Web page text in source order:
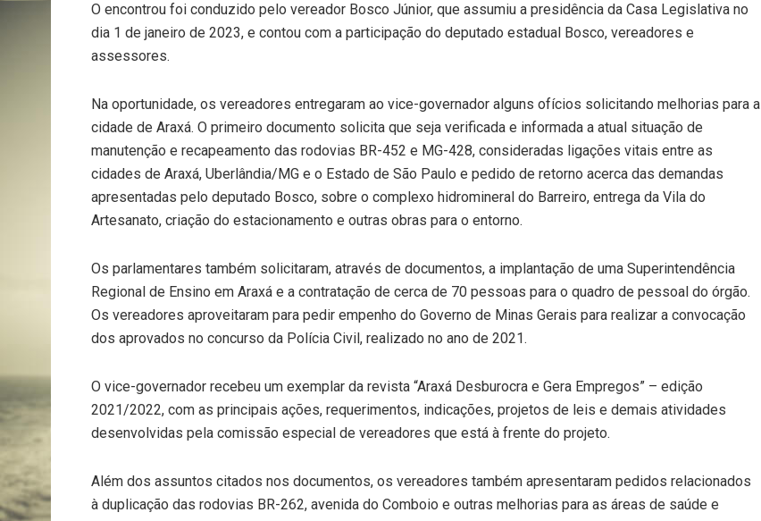
O encontrou foi conduzido pelo vereador Bosco Júnior, que assumiu a presidência da Casa Legislativa no
dia 1 de janeiro de 2023, e contou com a participação do deputado estadual Bosco, vereadores e
assessores.
Na oportunidade, os vereadores entregaram ao vice-governador alguns ofícios solicitando melhorias para a
cidade de Araxá. O primeiro documento solicita que seja verificada e informada a atual situação de
manutenção e recapeamento das rodovias BR-452 e MG-428, consideradas ligações vitais entre as
cidades de Araxá, Uberlândia/MG e o Estado de São Paulo e pedido de retorno acerca das demandas
apresentadas pelo deputado Bosco, sobre o complexo hidromineral do Barreiro, entrega da Vila do
Artesanato, criação do estacionamento e outras obras para o entorno.
Os parlamentares também solicitaram, através de documentos, a implantação de uma Superintendência
Regional de Ensino em Araxá e a contratação de cerca de 70 pessoas para o quadro de pessoal do órgão.
Os vereadores aproveitaram para pedir empenho do Governo de Minas Gerais para realizar a convocação
dos aprovados no concurso da Polícia Civil, realizado no ano de 2021.
O vice-governador recebeu um exemplar da revista “Araxá Desburocra e Gera Empregos” – edição
2021/2022, com as principais ações, requerimentos, indicações, projetos de leis e demais atividades
desenvolvidas pela comissão especial de vereadores que está à frente do projeto.
Além dos assuntos citados nos documentos, os vereadores também apresentaram pedidos relacionados
à duplicação das rodovias BR-262, avenida do Comboio e outras melhorias para as áreas de saúde e